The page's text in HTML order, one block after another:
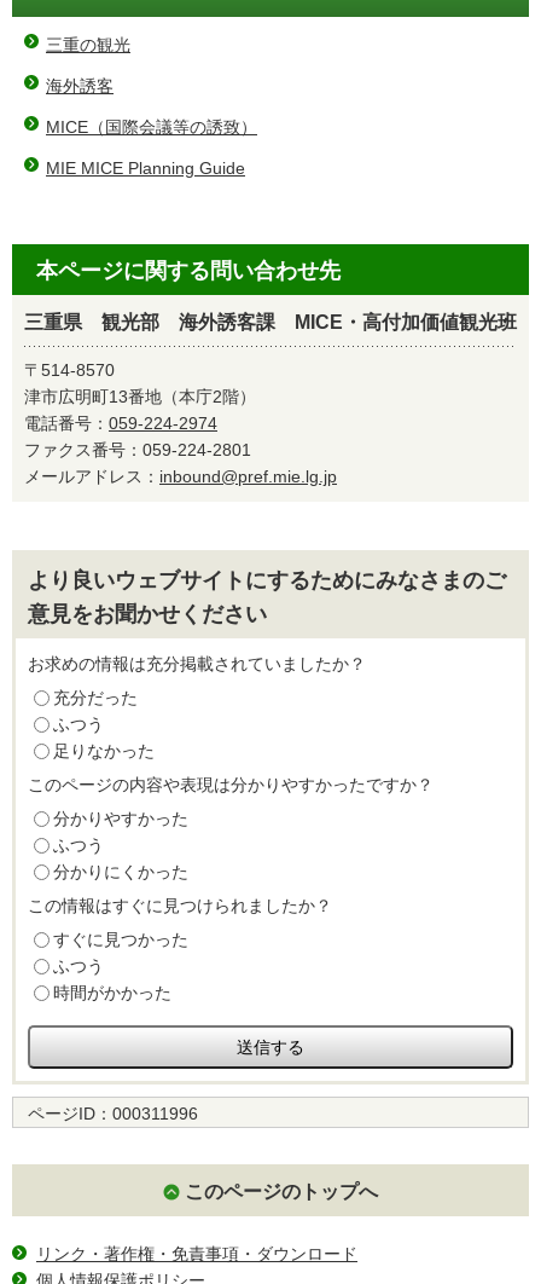
三重の観光
海外誘客
MICE（国際会議等の誘致）
MIE MICE Planning Guide
本ページに関する問い合わせ先
三重県 観光部 海外誘客課 MICE・高付加価値観光班
〒514-8570
津市広明町13番地（本庁2階）
電話番号： 059-224-2974
ファクス番号：059-224-2801
メールアドレス： inbound@pref.mie.lg.jp
より良いウェブサイトにするためにみなさまのご
意見をお聞かせください
お求めの情報は充分掲載されていましたか？
充分だった
ふつう
足りなかった
このページの内容や表現は分かりやすかったですか？
分かりやすかった
ふつう
分かりにくかった
この情報はすぐに見つけられましたか？
すぐに見つかった
ふつう
時間がかかった
ページID： 000311996
このページのトップへ
リンク・著作権・免責事項・ダウンロード